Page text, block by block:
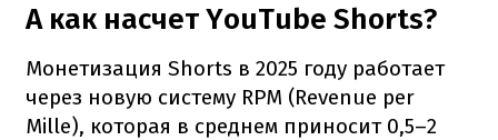
А как насчет YouTube Shorts?
Монетизация Shorts в 2025 году работает
через новую систему RPM (Revenue per
Mille), которая в среднем приносит 0,5–2